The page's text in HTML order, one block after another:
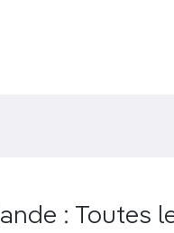
: Toutes